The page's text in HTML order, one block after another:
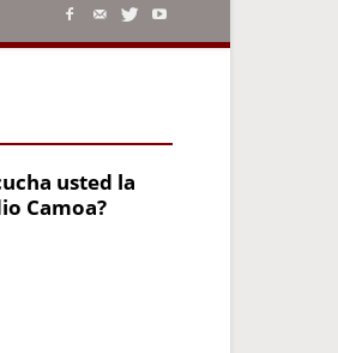
usted la
Camoa?